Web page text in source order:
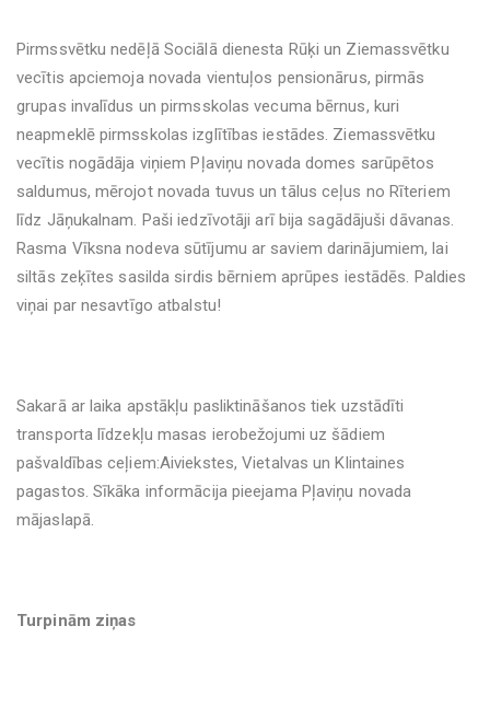
Pirmssvētku nedēļā Sociālā dienesta Rūķi un Ziemassvētku
vecītis apciemoja novada vientuļos pensionārus, pirmās
grupas invalīdus un pirmsskolas vecuma bērnus, kuri
neapmeklē pirmsskolas izglītības iestādes. Ziemassvētku
vecītis nogādāja viņiem Pļaviņu novada domes sarūpētos
saldumus, mērojot novada tuvus un tālus ceļus no Rīteriem
līdz Jāņukalnam. Paši iedzīvotāji arī bija sagādājuši dāvanas.
Rasma Vīksna nodeva sūtījumu ar saviem darinājumiem, lai
siltās zeķītes sasilda sirdis bērniem aprūpes iestādēs. Paldies
viņai par nesavtīgo atbalstu!
Sakarā ar laika apstākļu pasliktināšanos tiek uzstādīti
transporta līdzekļu masas ierobežojumi uz šādiem
pašvaldības ceļiem:Aiviekstes, Vietalvas un Klintaines
pagastos. Sīkāka informācija pieejama Pļaviņu novada
mājaslapā.
Turpinām ziņas